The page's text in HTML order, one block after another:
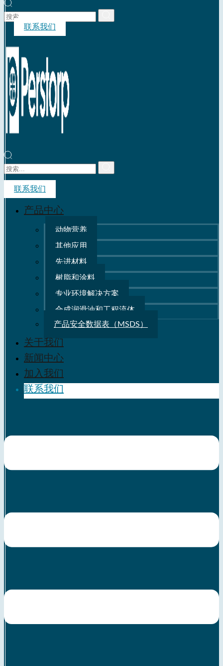
联系我们
联系我们
产品中心
动物营养
其他应用
先进材料
树脂和涂料
专业环境解决方案
合成润滑油和工程流体
产品安全数据表（MSDS）
关于我们
新闻中心
加入我们
联系我们